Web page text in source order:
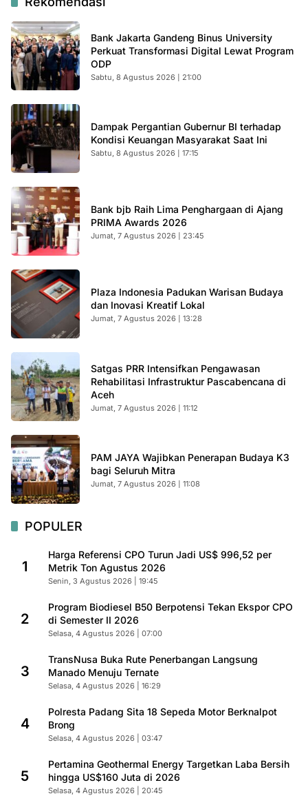
Bank Jakarta Gandeng Binus University
Perkuat Transformasi Digital Lewat Program
ODP
Sabtu, 8 Agustus 2026 | 21:00
Dampak Pergantian Gubernur BI terhadap
Kondisi Keuangan Masyarakat Saat Ini
Sabtu, 8 Agustus 2026 | 17:15
Bank bjb Raih Lima Penghargaan di Ajang
PRIMA Awards 2026
Jumat, 7 Agustus 2026 | 23:45
Plaza Indonesia Padukan Warisan Budaya
dan Inovasi Kreatif Lokal
Jumat, 7 Agustus 2026 | 13:28
Satgas PRR Intensifkan Pengawasan
Rehabilitasi Infrastruktur Pascabencana di
Aceh
Jumat, 7 Agustus 2026 | 11:12
PAM JAYA Wajibkan Penerapan Budaya K3
bagi Seluruh Mitra
Jumat, 7 Agustus 2026 | 11:08
POPULER
1
Harga Referensi CPO Turun Jadi US$ 996,52 per
Metrik Ton Agustus 2026
Senin, 3 Agustus 2026 | 19:45
2
Program Biodiesel B50 Berpotensi Tekan Ekspor CPO
di Semester II 2026
Selasa, 4 Agustus 2026 | 07:00
3
TransNusa Buka Rute Penerbangan Langsung
Manado Menuju Ternate
Selasa, 4 Agustus 2026 | 16:29
4
Polresta Padang Sita 18 Sepeda Motor Berknalpot
Brong
Selasa, 4 Agustus 2026 | 03:47
5
Pertamina Geothermal Energy Targetkan Laba Bersih
hingga US$160 Juta di 2026
Selasa, 4 Agustus 2026 | 20:45